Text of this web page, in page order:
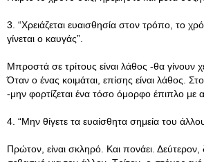
3. “Χρειάζεται ευαισθησία στον τρόπο, το
γίνεται ο καυγάς”.
Μπροστά σε τρίτους είναι λάθος -θα γίνουν
Όταν ο ένας κοιμάται, επίσης είναι λάθος. Στο
-μην φορτίζεται ένα τόσο όμορφο έπιπλο με
4. “Μην θίγετε τα ευαίσθητα σημεία του
Πρώτον, είναι σκληρό. Και πονάει. Δεύτερον,